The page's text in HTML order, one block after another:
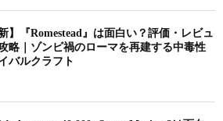
新】『Romestead』は面白い？評価・レビュ
略｜ゾンビ禍のローマを再建する中毒性
バルクラフト